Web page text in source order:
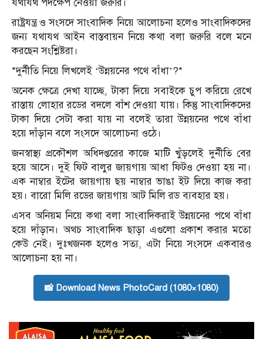
যথাযথ পদক্ষেপ নেওয়া জরুরি।
রাষ্ট্রযন্ত্র ও সংসদে সাংবাদিক নিয়ে আলোচনা হলেও সাংবাদিকদের
জন্য যথাযথ আইন বাস্তবায়ন নিয়ে কথা বলা জরুরি বলে মনে
করছেন সংশ্লিষ্টরা।
*দুর্নীতি নিয়ে লিখলেই ‘উন্নয়নের পথে বাঁধা’?*
অনেক ক্ষেত্রে দেখা যাচ্ছে, টাকা দিয়ে সবাইকে চুপ করিয়ে রেখে
রাস্তায় লোহার রডের বদলে বাঁশ দেওয়া যায়। কিন্তু সাংবাদিকদের
টাকা দিয়ে সেটা করা যায় না বলেই তারা উন্নয়নের পথে বাঁধা
হয়ে দাঁড়ান বলে সংসদে আলোচনা ওঠে।
জনস্বাস্থ্য প্রকৌশল অধিদপ্তরের কাজে মাটি খুঁড়লেই দুর্নীতি বের
হয়ে আসে। দুই ফিট বালুর জায়গায় আধা ফিটও দেওয়া হয় না।
এক নাম্বার ইটের জায়গায় ছয় নাম্বার ভাঙা ইট দিয়ে কাজ করা
হয়। বারো মিলি রডের জায়গায় আট মিলি রড ব্যবহার হয়।
এসব অনিয়ম নিয়ে কথা বলা সাংবাদিকরাই উন্নয়নের পথে বাঁধা
হয়ে দাঁড়ান। অথচ সাংবাদিক ছাড়া এগুলো প্রকাশ করার মতো
কেউ নেই। দুঃখজনক হলেও সত্য, এটা নিয়ে সংসদে একবারও
আলোচনা হয় না।
📸 Download News PhotoCard (1080×1080)